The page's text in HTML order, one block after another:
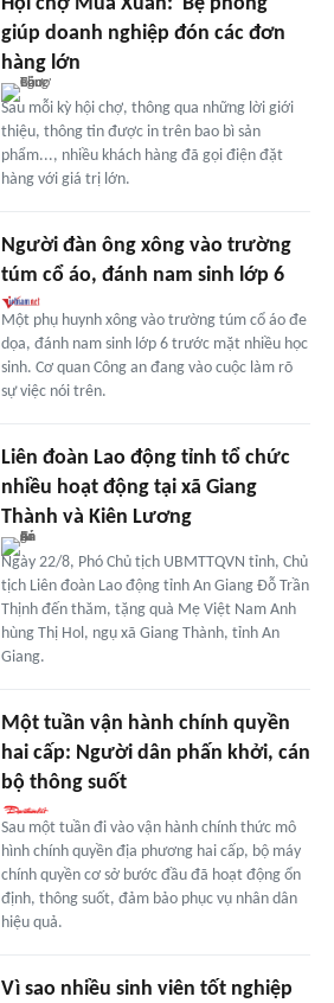
Hội chợ Mùa Xuân: 'Bệ phóng'
giúp doanh nghiệp đón các đơn
hàng lớn
Sau mỗi kỳ hội chợ, thông qua những lời giới
thiệu, thông tin được in trên bao bì sản
phẩm..., nhiều khách hàng đã gọi điện đặt
hàng với giá trị lớn.
Người đàn ông xông vào trường
túm cổ áo, đánh nam sinh lớp 6
Một phụ huynh xông vào trường túm cổ áo đe
dọa, đánh nam sinh lớp 6 trước mặt nhiều học
sinh. Cơ quan Công an đang vào cuộc làm rõ
sự việc nói trên.
Liên đoàn Lao động tỉnh tổ chức
nhiều hoạt động tại xã Giang
Thành và Kiên Lương
Ngày 22/8, Phó Chủ tịch UBMTTQVN tỉnh, Chủ
tịch Liên đoàn Lao động tỉnh An Giang Đỗ Trần
Thịnh đến thăm, tặng quà Mẹ Việt Nam Anh
hùng Thị Hol, ngụ xã Giang Thành, tỉnh An
Giang.
Một tuần vận hành chính quyền
hai cấp: Người dân phấn khởi, cán
bộ thông suốt
Sau một tuần đi vào vận hành chính thức mô
hình chính quyền địa phương hai cấp, bộ máy
chính quyền cơ sở bước đầu đã hoạt động ổn
định, thông suốt, đảm bảo phục vụ nhân dân
hiệu quả.
Vì sao nhiều sinh viên tốt nghiệp